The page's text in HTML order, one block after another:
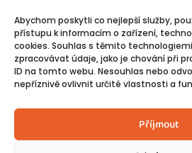
Abychom poskytli co nejlepší služby,
přístupu k informacím o zařízení,
cookies. Souhlas s těmito
zpracovávat údaje, jako je chování při
ID na tomto webu. Nesouhlas nebo
nepříznivě ovlivnit určité vlastnosti a
Příjmout
Additional Information
GDPR
Cookies
Follow Us